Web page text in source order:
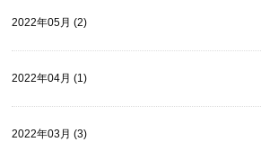
2022年05月 (2)
2022年04月 (1)
2022年03月 (3)